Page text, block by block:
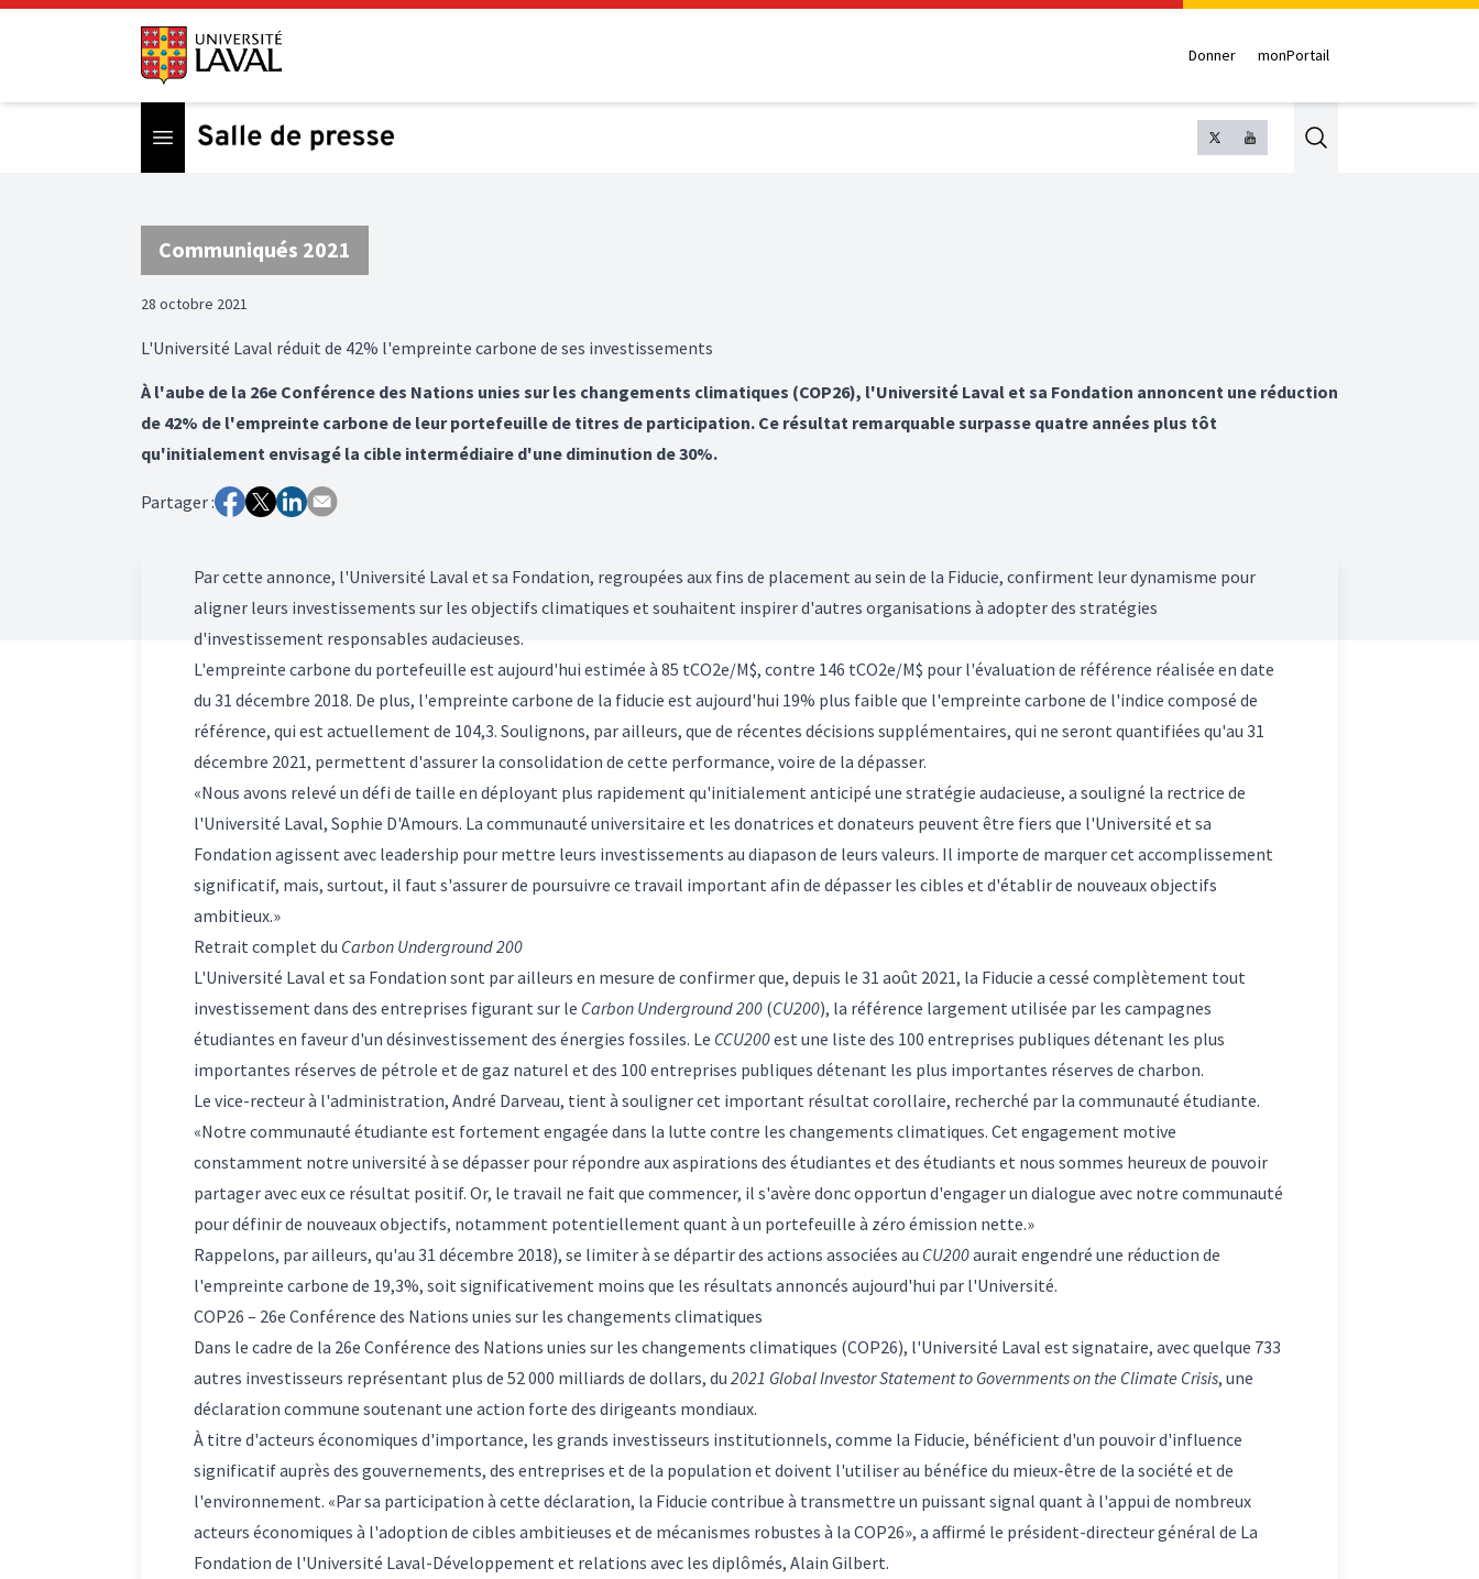
Donner monPortail
Open menu Search
Communiqués 2021
28 octobre 2021
L'Université Laval réduit de 42% l'empreinte carbone de ses investissements
À l'aube de la 26e Conférence des Nations unies sur les changements climatiques (COP26), l'Université Laval et sa Fondation annoncent une réduction
de 42% de l'empreinte carbone de leur portefeuille de titres de participation. Ce résultat remarquable surpasse quatre années plus tôt
qu'initialement envisagé la cible intermédiaire d'une diminution de 30%.
Partager :
Par cette annonce, l'Université Laval et sa Fondation, regroupées aux fins de placement au sein de la Fiducie, confirment leur dynamisme pour
aligner leurs investissements sur les objectifs climatiques et souhaitent inspirer d'autres organisations à adopter des stratégies
d'investissement responsables audacieuses.
L'empreinte carbone du portefeuille est aujourd'hui estimée à 85 tCO2e/M$, contre 146 tCO2e/M$ pour l'évaluation de référence réalisée en date
du 31 décembre 2018. De plus, l'empreinte carbone de la fiducie est aujourd'hui 19% plus faible que l'empreinte carbone de l'indice composé de
référence, qui est actuellement de 104,3. Soulignons, par ailleurs, que de récentes décisions supplémentaires, qui ne seront quantifiées qu'au 31
décembre 2021, permettent d'assurer la consolidation de cette performance, voire de la dépasser.
«Nous avons relevé un défi de taille en déployant plus rapidement qu'initialement anticipé une stratégie audacieuse, a souligné la rectrice de
l'Université Laval, Sophie D'Amours. La communauté universitaire et les donatrices et donateurs peuvent être fiers que l'Université et sa
Fondation agissent avec leadership pour mettre leurs investissements au diapason de leurs valeurs. Il importe de marquer cet accomplissement
significatif, mais, surtout, il faut s'assurer de poursuivre ce travail important afin de dépasser les cibles et d'établir de nouveaux objectifs
ambitieux.»
Retrait complet du Carbon Underground 200
L'Université Laval et sa Fondation sont par ailleurs en mesure de confirmer que, depuis le 31 août 2021, la Fiducie a cessé complètement tout
investissement dans des entreprises figurant sur le Carbon Underground 200 (CU200), la référence largement utilisée par les campagnes
étudiantes en faveur d'un désinvestissement des énergies fossiles. Le CCU200est une liste des 100 entreprises publiques détenant les plus
importantes réserves de pétrole et de gaz naturel et des 100 entreprises publiques détenant les plus importantes réserves de charbon.
Le vice-recteur à l'administration, André Darveau, tient à souligner cet important résultat corollaire, recherché par la communauté étudiante.
«Notre communauté étudiante est fortement engagée dans la lutte contre les changements climatiques. Cet engagement motive
constamment notre université à se dépasser pour répondre aux aspirations des étudiantes et des étudiants et nous sommes heureux de pouvoir
partager avec eux ce résultat positif. Or, le travail ne fait que commencer, il s'avère donc opportun d'engager un dialogue avec notre communauté
pour définir de nouveaux objectifs, notamment potentiellement quant à un portefeuille à zéro émission nette.»
Rappelons, par ailleurs, qu'au 31 décembre 2018), se limiter à se départir des actions associées au CU200aurait engendré une réduction de
l'empreinte carbone de 19,3%, soit significativement moins que les résultats annoncés aujourd'hui par l'Université.
COP26 – 26e Conférence des Nations unies sur les changements climatiques
Dans le cadre de la 26e Conférence des Nations unies sur les changements climatiques (COP26), l'Université Laval est signataire, avec quelque 733
autres investisseurs représentant plus de 52 000 milliards de dollars, du 2021 Global Investor Statement to Governments on the Climate Crisis, une
déclaration commune soutenant une action forte des dirigeants mondiaux.
À titre d'acteurs économiques d'importance, les grands investisseurs institutionnels, comme la Fiducie, bénéficient d'un pouvoir d'influence
significatif auprès des gouvernements, des entreprises et de la population et doivent l'utiliser au bénéfice du mieux-être de la société et de
l'environnement. «Par sa participation à cette déclaration, la Fiducie contribue à transmettre un puissant signal quant à l'appui de nombreux
acteurs économiques à l'adoption de cibles ambitieuses et de mécanismes robustes à la COP26», a affirmé le président-directeur général de La
Fondation de l'Université Laval-Développement et relations avec les diplômés, Alain Gilbert.